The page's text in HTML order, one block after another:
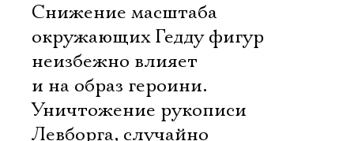
Снижение масштаба
окружающих Гедду фигур
неизбежно влияет
и на образ героини.
Уничтожение рукописи
Левборга, случайно